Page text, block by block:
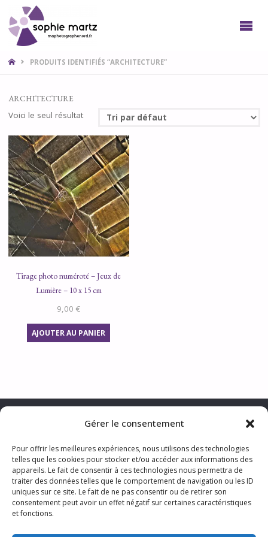
Gérer le consentement
Pour offrir les meilleures expériences, nous utilisons des technologies
telles que les cookies pour stocker et/ou accéder aux informations des
appareils. Le fait de consentir à ces technologies nous permettra de
traiter des données telles que le comportement de navigation ou les ID
uniques sur ce site. Le fait de ne pas consentir ou de retirer son
consentement peut avoir un effet négatif sur certaines caractéristiques
et fonctions.
NORD
HOMEPRODUITS IDENTIFIÉS “ARCHITECTURE”
ARCHITECTURE
Voici le seul résultat
Tirage photo numéroté – Jeux de
Lumière – 10 x 15 cm
9,00€
AJOUTER AU PANIER
CONTACTER LA PHOTOGRAPHE
MENTIONS LÉGALES & TRAITEMENT DES DONNÉES PERSONNELLES
CGV
TARIFS S’ABONNER AUX ACTUS